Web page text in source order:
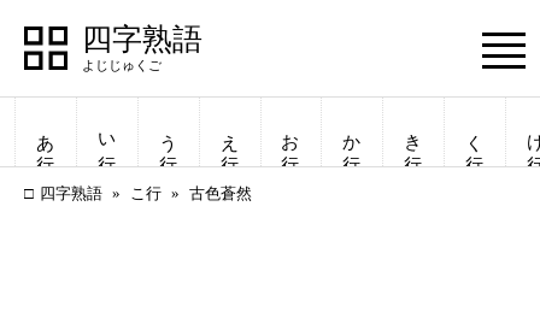
四字熟語 Menu
あ行 い行 う行 え行 お行 か行 き行 く行
四字熟語 こ行 古色蒼然